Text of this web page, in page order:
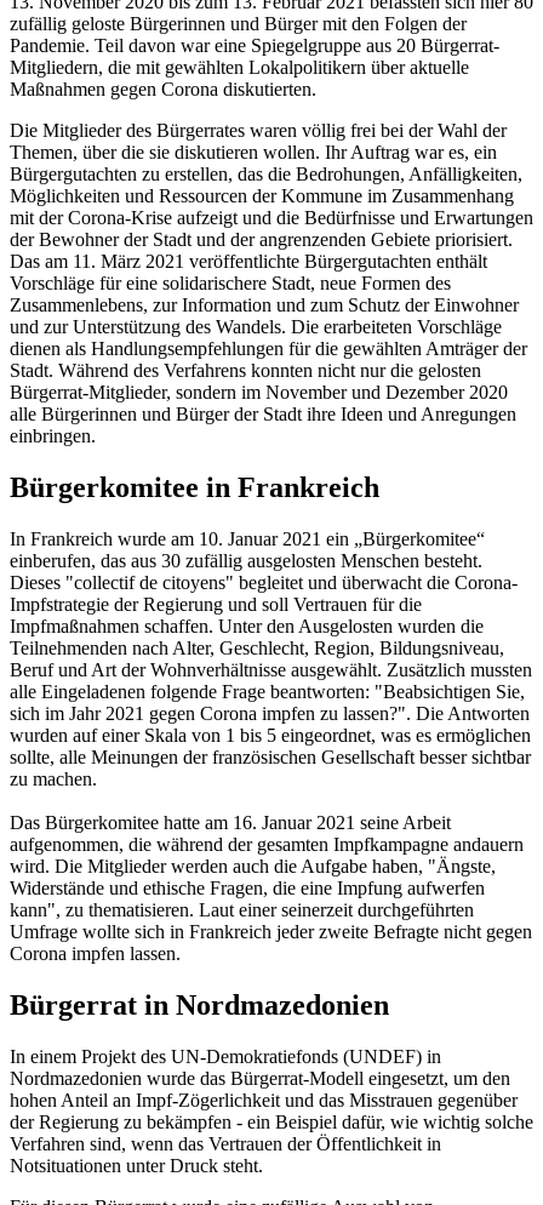
zufällig geloste Bürgerinnen und Bürger mit den Folgen der
Pandemie. Teil davon war eine Spiegelgruppe aus 20 Bürgerrat-
Mitgliedern, die mit gewählten Lokalpolitikern über aktuelle
Maßnahmen gegen Corona diskutierten.
Die Mitglieder des Bürgerrates waren völlig frei bei der Wahl der
Themen, über die sie diskutieren wollen. Ihr Auftrag war es, ein
Bürgergutachten zu erstellen, das die Bedrohungen, Anfälligkeiten,
Möglichkeiten und Ressourcen der Kommune im Zusammenhang
mit der Corona-Krise aufzeigt und die Bedürfnisse und Erwartungen
der Bewohner der Stadt und der angrenzenden Gebiete priorisiert.
Das am 11. März 2021 veröffentlichte Bürgergutachten enthält
Vorschläge für eine solidarischere Stadt, neue Formen des
Zusammenlebens, zur Information und zum Schutz der Einwohner
und zur Unterstützung des Wandels. Die erarbeiteten Vorschläge
dienen als Handlungsempfehlungen für die gewählten Amträger der
Stadt. Während des Verfahrens konnten nicht nur die gelosten
Bürgerrat-Mitglieder, sondern im November und Dezember 2020
alle Bürgerinnen und Bürger der Stadt ihre Ideen und Anregungen
einbringen.
Bürgerkomitee in Frankreich
In Frankreich wurde am 10. Januar 2021 ein „Bürgerkomitee“
einberufen, das aus 30 zufällig ausgelosten Menschen besteht.
Dieses "collectif de citoyens" begleitet und überwacht die Corona-
Impfstrategie der Regierung und soll Vertrauen für die
Impfmaßnahmen schaffen. Unter den Ausgelosten wurden die
Teilnehmenden nach Alter, Geschlecht, Region, Bildungsniveau,
Beruf und Art der Wohnverhältnisse ausgewählt. Zusätzlich mussten
alle Eingeladenen folgende Frage beantworten: "Beabsichtigen Sie,
sich im Jahr 2021 gegen Corona impfen zu lassen?". Die Antworten
wurden auf einer Skala von 1 bis 5 eingeordnet, was es ermöglichen
sollte, alle Meinungen der französischen Gesellschaft besser sichtbar
zu machen.
Das Bürgerkomitee hatte am 16. Januar 2021 seine Arbeit
aufgenommen, die während der gesamten Impfkampagne andauern
wird. Die Mitglieder werden auch die Aufgabe haben, "Ängste,
Widerstände und ethische Fragen, die eine Impfung aufwerfen
kann", zu thematisieren. Laut einer seinerzeit durchgeführten
Umfrage wollte sich in Frankreich jeder zweite Befragte nicht gegen
Corona impfen lassen.
Bürgerrat in Nordmazedonien
In einem Projekt des UN-Demokratiefonds (UNDEF) in
Nordmazedonien wurde das Bürgerrat-Modell eingesetzt, um den
hohen Anteil an Impf-Zögerlichkeit und das Misstrauen gegenüber
der Regierung zu bekämpfen - ein Beispiel dafür, wie wichtig solche
Verfahren sind, wenn das Vertrauen der Öffentlichkeit in
Notsituationen unter Druck steht.